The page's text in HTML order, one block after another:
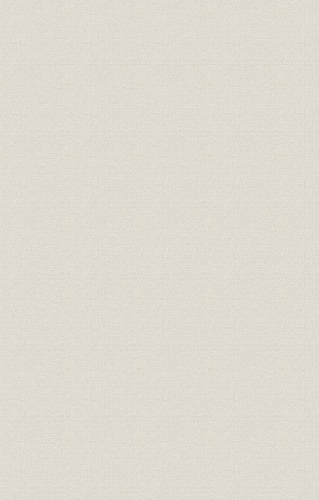
資料
災請合、海上請合」の3種類が
あることを紹介した福沢諭吉著]
『西洋旅案内』
[慶応3年
事業所
日之出生命本店社屋(東京市京橋
区)
大正2年
商品 利益付養老保険證券 [明治40年
経営
流行性感冒による死亡保険金支
払被保険者数
大正7年度
度(1920年
経営
死亡保険金支払高と保有契約高
増加状況の比較表(大正6年度
=100)
大正6年度
度(1920年
経営者
[日之出生命保険の経営権を委譲
した]下郷傳平
[大正10年
経営;業界 保有契約高
明治40年
(1921年)
経営;業界
保有契約高に対する諸準備金積
立額の比率
明治42年
年度(1925
組織 本店機構、販売機構 [大正14年
社名
「日之出」から「住友」への社
名変更広告
大正15年
売上;業界 大正15年度 保有契約高順位 大正15年
広告宣伝 昭和初期のパンフレット 昭和初期
財務・業績;売上
住友生命発足以来の業績進展状
況
大正15年
年度(1935
経営 当社規模の発展
大正15年